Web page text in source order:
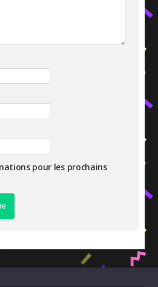
pour les prochains